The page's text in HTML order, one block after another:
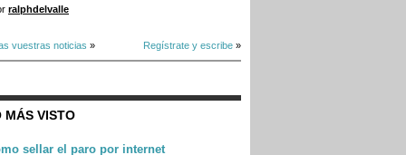
ralphdelvalle
vuestras noticias » Regístrate y escribe »
MÁS VISTO
sellar el paro por internet